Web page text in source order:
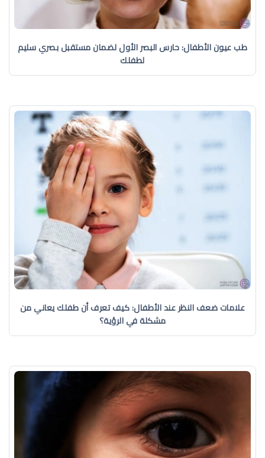
طب عيون الأطفال: حارس البصر الأول لضمان مستقبل بصري سليم
لطفلك
علامات ضعف النظر عند الأطفال: كيف تعرف أن طفلك يعاني من
مشكلة في الرؤية؟